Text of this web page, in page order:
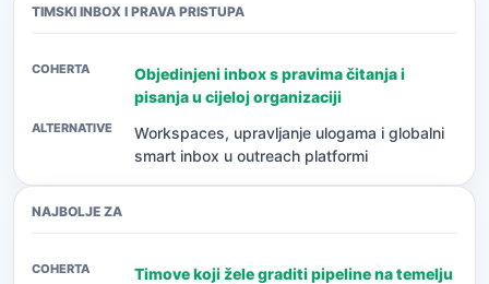
TIMSKI INBOX I PRAVA PRISTUPA
Objedinjeni inbox s pravima čitanja i
pisanja u cijeloj organizaciji
Workspaces, upravljanje ulogama i globalni
smart inbox u outreach platformi
NAJBOLJE ZA
Timove koji žele graditi pipeline na temelju